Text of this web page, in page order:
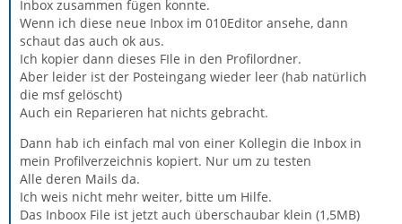
Inbox zusammen fügen konnte.
Wenn ich diese neue Inbox im 010Editor ansehe, dann
schaut das auch ok aus.
Ich kopier dann dieses FIle in den Profilordner.
Aber leider ist der Posteingang wieder leer (hab natürlich
die msf gelöscht)
Auch ein Reparieren hat nichts gebracht.
Dann hab ich einfach mal von einer Kollegin die Inbox in
mein Profilverzeichnis kopiert. Nur um zu testen
Alle deren Mails da.
Ich weis nicht mehr weiter, bitte um Hilfe.
Das Inboox File ist jetzt auch überschaubar klein (1,5MB)